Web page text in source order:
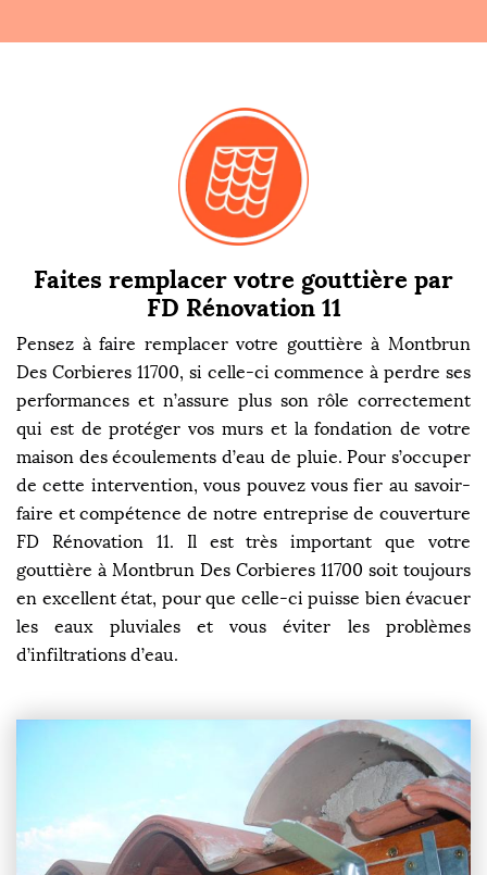
Faites remplacer votre gouttière par
FD Rénovation 11
Pensez à faire remplacer votre gouttière à Montbrun
Des Corbieres 11700, si celle-ci commence à perdre ses
performances et n’assure plus son rôle correctement
qui est de protéger vos murs et la fondation de votre
maison des écoulements d’eau de pluie. Pour s’occuper
de cette intervention, vous pouvez vous fier au savoir-
faire et compétence de notre entreprise de couverture
FD Rénovation 11. Il est très important que votre
gouttière à Montbrun Des Corbieres 11700 soit toujours
en excellent état, pour que celle-ci puisse bien évacuer
les eaux pluviales et vous éviter les problèmes
d’infiltrations d’eau.